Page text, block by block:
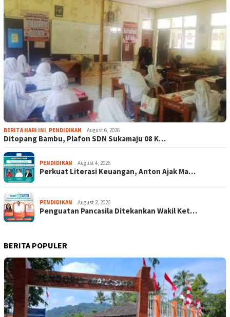
BERITA HARI INI, PENDIDIKAN August 6, 2026
Ditopang Bambu, Plafon SDN Sukamaju 08 K…
PENDIDIKAN August 4, 2026
Perkuat Literasi Keuangan, Anton Ajak Ma…
PENDIDIKAN August 2, 2026
Penguatan Pancasila Ditekankan Wakil Ket…
BERITA POPULER